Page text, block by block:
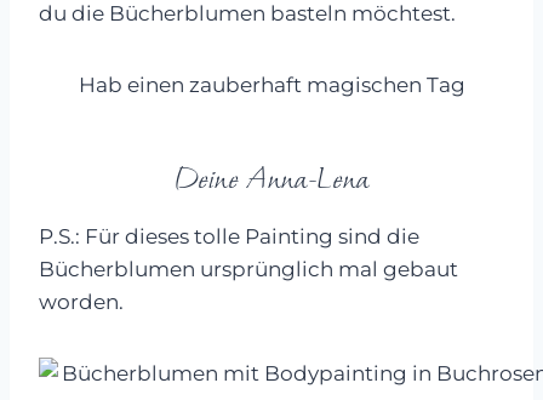
du die Bücherblumen basteln möchtest.
Hab einen zauberhaft magischen Tag
Deine Anna-Lena
P.S.: Für dieses tolle Painting sind die
Bücherblumen ursprünglich mal gebaut
worden.